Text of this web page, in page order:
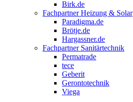
Birk.de
Fachpartner Heizung & Solar
Paradigma.de
Brötje.de
Hargassner.de
Fachpartner Sanitärtechnik
Permatrade
tece
Geberit
Gerontotechnik
Viega